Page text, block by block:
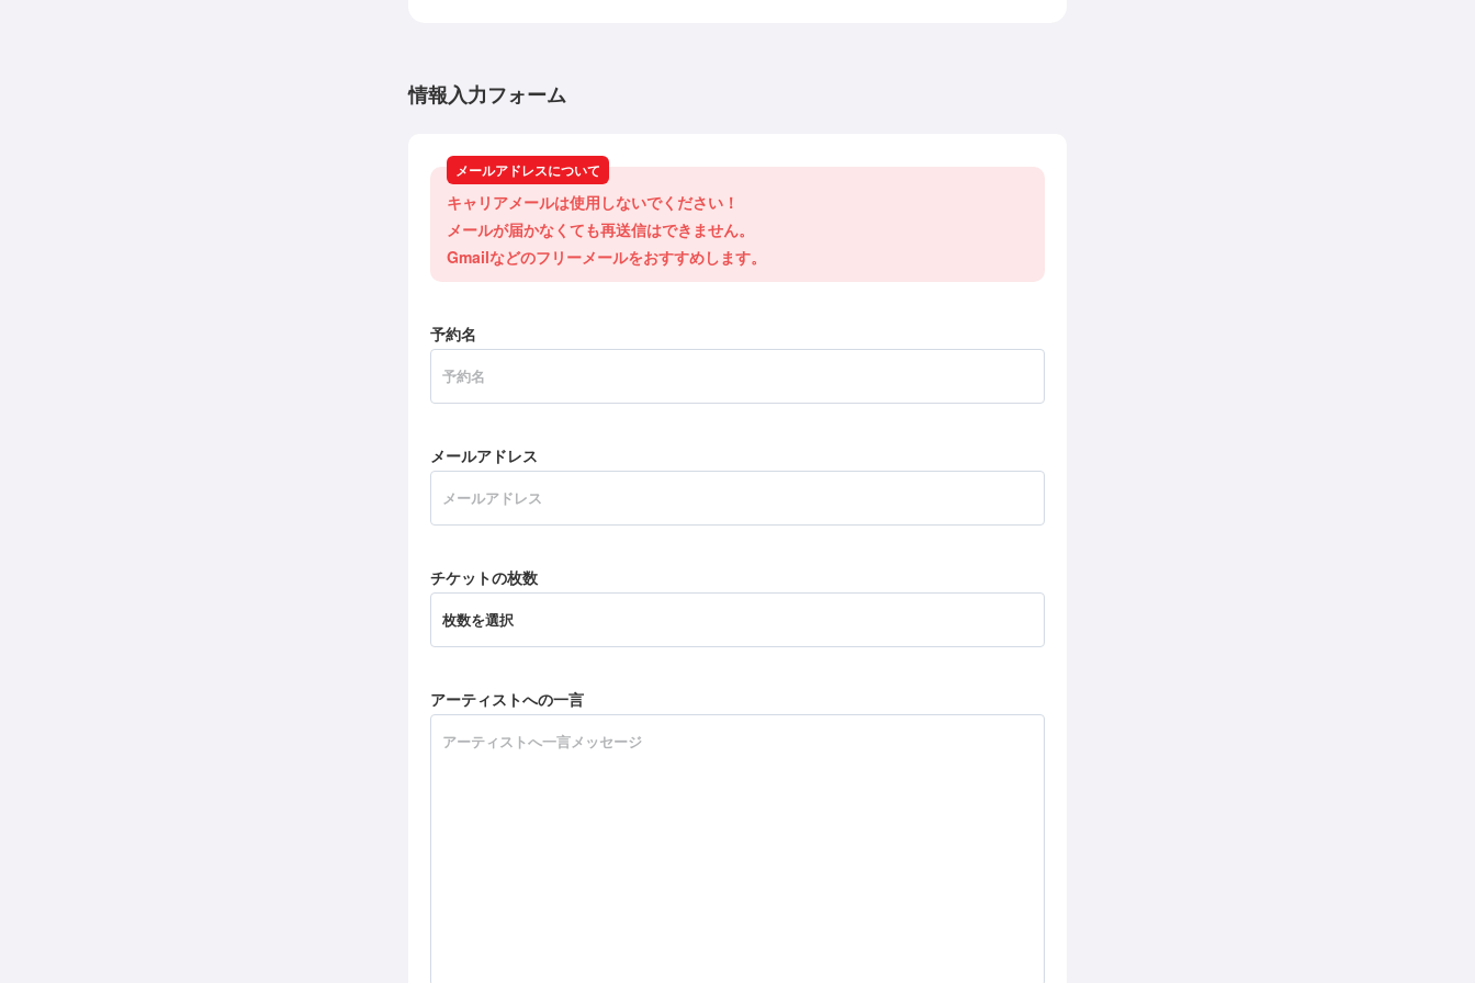
情報入力フォーム
メールアドレスについて
キャリアメールは使用しないでください！
メールが届かなくても再送信はできません。
Gmailなどのフリーメールをおすすめします。
予約名
メールアドレス
チケットの枚数
アーティストへの一言